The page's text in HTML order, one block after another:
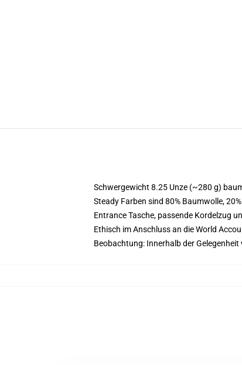
Schwergewicht 8.25 Unze (~280 g)
Steady Farben sind 80% Baumwolle,
Entrance Tasche, passende Kordelzug
Ethisch im Anschluss an die World
Beobachtung: Innerhalb der